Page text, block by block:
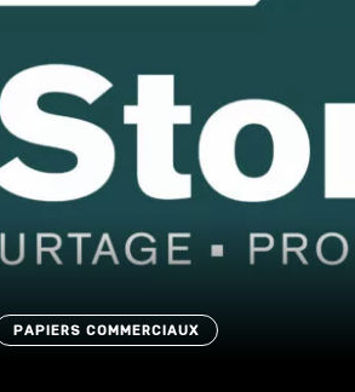
PAPIERS COMMERCIAUX